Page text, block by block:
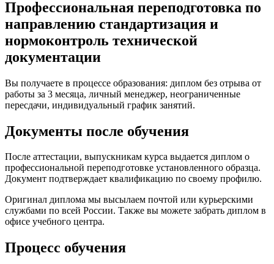
Профессиональная переподготовка по
направлению стандартизация и
нормоконтроль технической
документации
Вы получаете в процессе образования: диплом без отрыва от
работы за 3 месяца, личный менеджер, неограниченные
пересдачи, индивидуальный график занятий.
Документы после обучения
После аттестации, выпускникам курса выдается диплом о
профессиональной переподготовке установленного образца.
Документ подтверждает квалификацию по своему профилю.
Оригинал диплома мы высылаем почтой или курьерскими
службами по всей России. Также вы можете забрать диплом в
офисе учебного центра.
Процесс обучения